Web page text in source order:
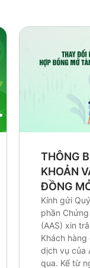
THÔNG
KHOẢN
ĐỒNG
DỊCH
Kính gửi
phần
(AAS) xin
Khách
dịch vụ của
qua. Kể từ